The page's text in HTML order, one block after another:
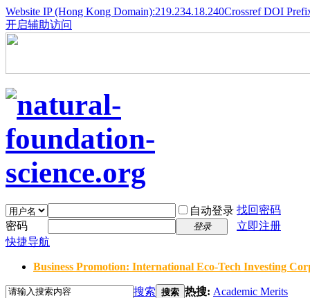
Website IP (Hong Kong Domain):219.234.18.240Crossref DOI
开启辅助访问
自动登录 找回密码
密码
登录
立即注册
快捷导航
Business Promotion: International Eco-Tech Investing
搜索 搜索 热搜: Academic Merits